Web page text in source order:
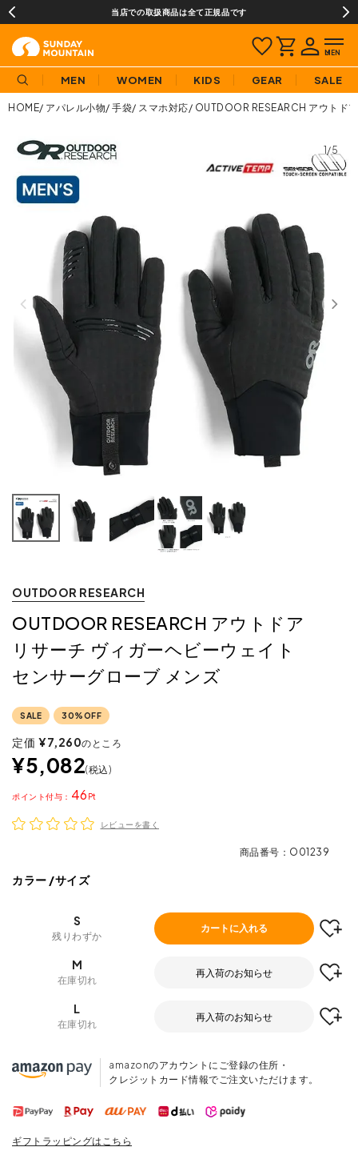
当店での取扱商品は全て正規品です
MEN WOMEN KIDS GEAR SALE
HOME アパレル小物 手袋 スマホ対応 OUTDOOR RESEARCH アウトド
1/5
OUTDOOR RESEARCH
OUTDOOR RESEARCH アウトドア
リサーチ ヴィガーヘビーウェイト
センサーグローブ メンズ
SALE 30%OFF
定価 ¥7,260のところ
¥5,082 税込
46
ポイント
レビューを書く
商品番号 O01239
カラー サイズ
S
残りわずか
カートに入れる
M
在庫切れ
再入荷のお知らせ
L
在庫切れ
再入荷のお知らせ
amazonのアカウントにご登録の住所・
クレジットカード情報でご注文いただけます。
ギフトラッピングはこちら